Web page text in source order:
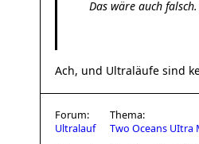
Das wäre auch
Ach, und Ultraläufe sind
Forum:
Ultralauf
Thema:
Two Oceans